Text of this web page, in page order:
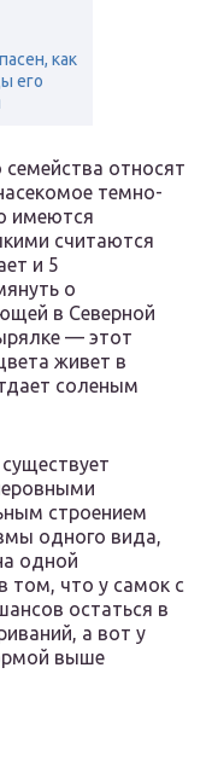
как
его
относят
темно-
имеются
считаются
и 5
о
в Северной
— этот
живет в
соленым
строением
одного вида,
одной
том, что у самок с
остаться в
а вот у
выше